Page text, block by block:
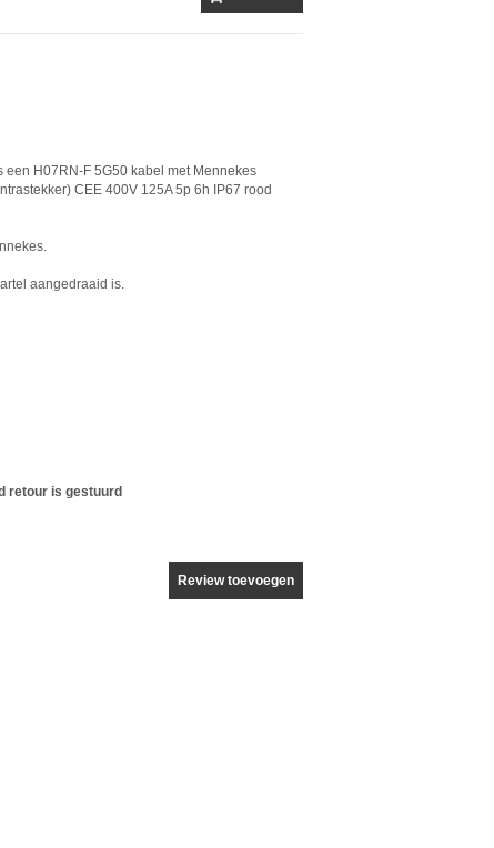
H07RN-F 5G50 kabel met Mennekes
CEE 400V 125A 5p 6h IP67 rood
aangedraaid is.
retour is gestuurd
Review toevoegen